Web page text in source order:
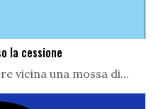
la cessione
vicina una mossa di...